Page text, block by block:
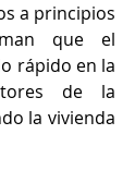
a principios
que el
rápido en la
de la
la vivienda